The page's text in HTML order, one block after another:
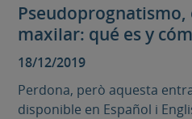
maxilar: qué es y
18/12/2019
Perdona, però aquesta
disponible en Español i